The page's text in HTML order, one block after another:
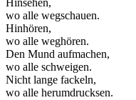
Hinsehen,
wo alle wegschauen.
Hinhören,
wo alle weghören.
Den Mund aufmachen,
wo alle schweigen.
Nicht lange fackeln,
wo alle herumdrucksen.